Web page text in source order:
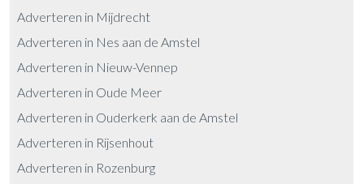
Adverteren in Mijdrecht
Adverteren in Nes aan de Amstel
Adverteren in Nieuw-Vennep
Adverteren in Oude Meer
Adverteren in Ouderkerk aan de Amstel
Adverteren in Rijsenhout
Adverteren in Rozenburg